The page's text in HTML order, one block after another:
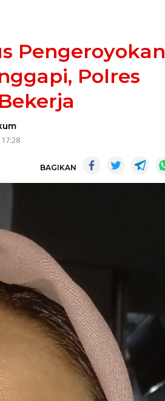
Pengeroyokan
Polres
BAGIKAN